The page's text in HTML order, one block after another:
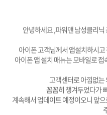
지
회
안녕하세요 ,파워맨 남성클리닉
아이폰 고객님께서 앱설치하시
아이폰 앱 설치 매뉴는 모바일로
고객센터로 아낌없는
꼼꼼히 챙겨두었다가
계속해서 업데이트 예정이오니 앞